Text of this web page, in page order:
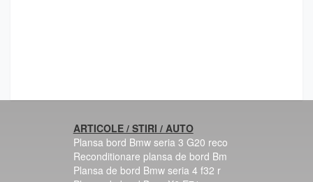
ARTICOLE / STIRI / AUTO
Plansa bord Bmw seria 3 G20 reco
Reconditionare plansa de bord Bm
Plansa de bord Bmw seria 4 f32 r